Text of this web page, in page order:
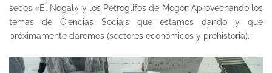
secos «El Nogal» y los Petroglifos de Mogor. Aprovechando los
temas de Ciencias Sociais que estamos dando y que
próximamente daremos (sectores económicos y prehistoria).